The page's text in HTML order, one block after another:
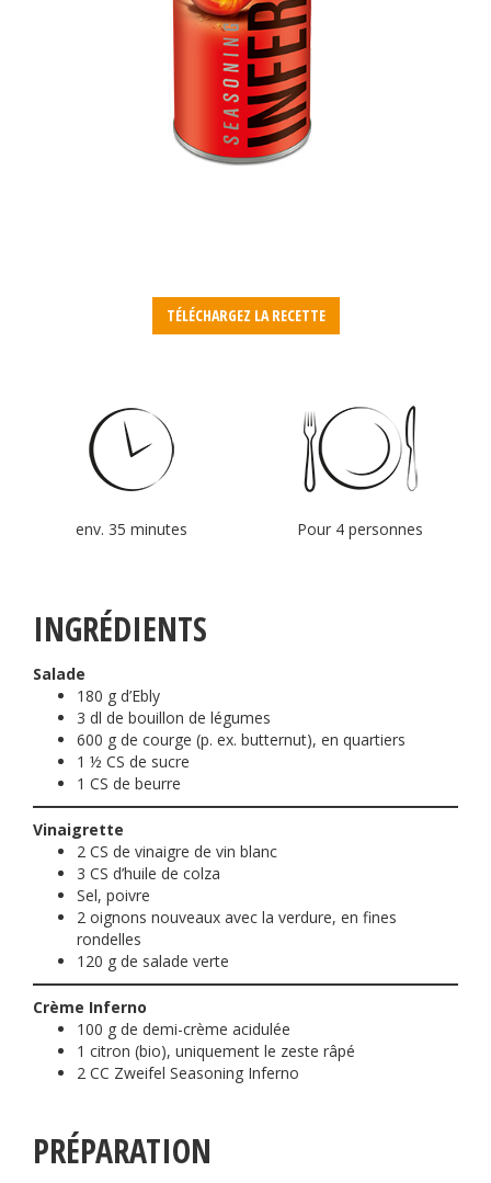
TÉLÉCHARGEZ LA RECETTE
env. 35 minutes Pour 4 personnes
INGRÉDIENTS
Salade
180 g d’Ebly
3 dl de bouillon de légumes
600 g de courge (p. ex. butternut), en quartiers
1 ½ CS de sucre
1 CS de beurre
Vinaigrette
2 CS de vinaigre de vin blanc
3 CS d’huile de colza
Sel, poivre
2 oignons nouveaux avec la verdure, en fines
rondelles
120 g de salade verte
Crème Inferno
100 g de demi-crème acidulée
1 citron (bio), uniquement le zeste râpé
2 CC Zweifel Seasoning Inferno
PRÉPARATION